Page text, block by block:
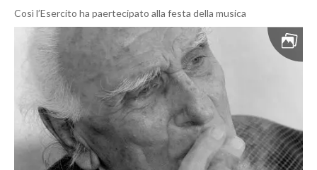
Così l’Esercito ha paertecipato alla festa della musica